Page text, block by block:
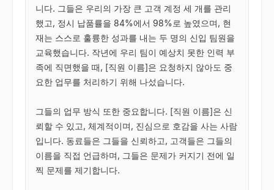
니다. 그들은 우리의 가장 큰 고객 계정 세 개를 관리
했고, 정시 납품률을 84%에서 98%로 높였으며, 현
재는 스스로 훌륭한 성과를 내는 두 명의 신입 팀원을
교육했습니다. 작년에 우리 팀이 예상치 못한 인력 부
족에 직면했을 때, [직원 이름]은 요청하지 않아도 중
요한 업무를 처리하기 위해 나섰습니다.
그들의 업무 방식 또한 중요합니다. [직원 이름]은 신
뢰할 수 있고, 체계적이며, 진심으로 호감을 사는 사람
입니다. 동료들은 그들을 신뢰하고, 고객들은 그들의
이름을 직접 언급하며, 그들은 문제가 커지기 전에 일
찍 문제를 제기합니다.